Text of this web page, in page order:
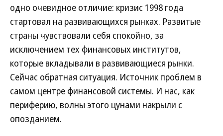
одно очевидное отличие: кризис 1998 года
стартовал на развивающихся рынках. Развитые
страны чувствовали себя спокойно, за
исключением тех финансовых институтов,
которые вкладывали в развивающиеся рынки.
Сейчас обратная ситуация. Источник проблем в
самом центре финансовой системы. И нас, как
периферию, волны этого цунами накрыли с
опозданием.